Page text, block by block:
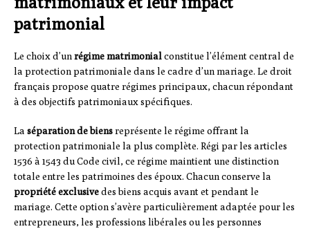
patrimonial
Le choix d’unrégime matrimonialconstitue l’élément central de
la protection patrimoniale dans le cadre d’un mariage. Le droit
français propose quatre régimes principaux, chacun répondant
à des objectifs patrimoniaux spécifiques.
La séparation de biensreprésente le régime offrant la
protection patrimoniale la plus complète. Régi par les articles
1536 à 1543 du Code civil, ce régime maintient une distinction
totale entre les patrimoines des époux. Chacun conserve la
propriété exclusivedes biens acquis avant et pendant le
mariage. Cette option s’avère particulièrement adaptée pour les
entrepreneurs, les professions libérales ou les personnes